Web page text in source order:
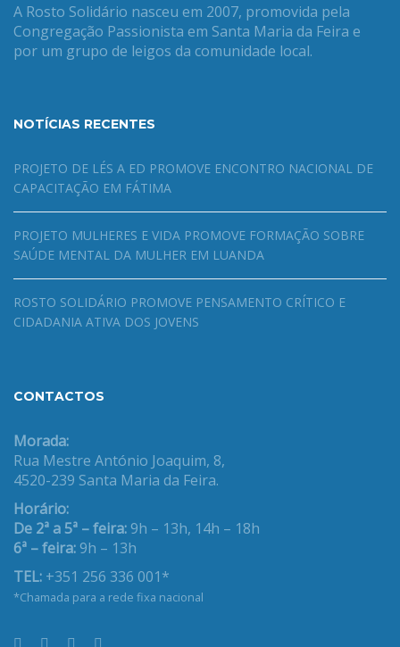
A Rosto Solidário nasceu em 2007, promovida pela
Congregação Passionista em Santa Maria da Feira e
por um grupo de leigos da comunidade local.
NOTÍCIAS RECENTES
PROJETO DE LÉS A ED PROMOVE ENCONTRO NACIONAL DE
CAPACITAÇÃO EM FÁTIMA
PROJETO MULHERES E VIDA PROMOVE FORMAÇÃO SOBRE
SAÚDE MENTAL DA MULHER EM LUANDA
ROSTO SOLIDÁRIO PROMOVE PENSAMENTO CRÍTICO E
CIDADANIA ATIVA DOS JOVENS
CONTACTOS
Morada:
Rua Mestre António Joaquim, 8,
4520-239 Santa Maria da Feira.
Horário:
De 2ª a 5ª – feira: 9h – 13h, 14h – 18h
6ª – feira: 9h – 13h
TEL: +351 256 336 001*
*Chamada para a rede fixa nacional